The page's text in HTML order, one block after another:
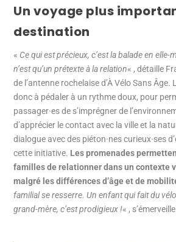
Un voyage plus
destination
« Ce qui est précieux, c’est la balade en
n’est qu’un prétexte à la relation« , détaille
de l’antenne rochelaise d’À Vélo Sans Âge.
donc à pédaler à un rythme doux, pour
passager·es de s’imprégner de
d’apprécier le contact avec la ville et la
dialogue avec des piéton·nes curieux·ses
cette initiative. Les promenades
familles de relationner dans un contexte
malgré les différences d’âge et de
familial se resserre. Un enfant qui fait du
grand-mère, c’est prodigieux !« ,